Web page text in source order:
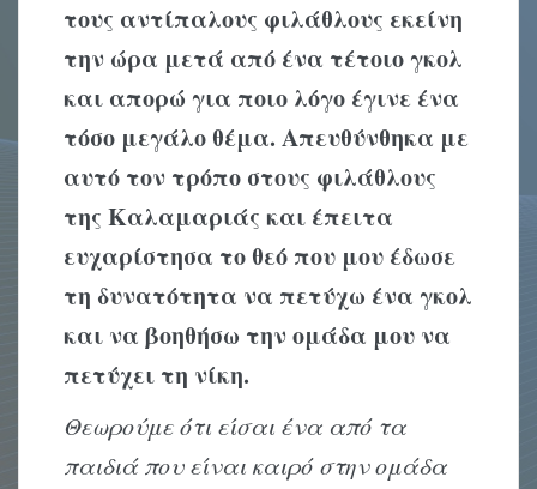
τους αντίπαλους φιλάθλους εκείνη
την ώρα μετά από ένα τέτοιο γκολ
και απορώ για ποιο λόγο έγινε ένα
τόσο μεγάλο θέμα. Απευθύνθηκα με
αυτό τον τρόπο στους φιλάθλους
της Καλαμαριάς και έπειτα
ευχαρίστησα το θεό που μου έδωσε
τη δυνατότητα να πετύχω ένα γκολ
και να βοηθήσω την ομάδα μου να
πετύχει τη νίκη.
Θεωρούμε ότι είσαι ένα από τα
παιδιά που είναι καιρό στην ομάδα